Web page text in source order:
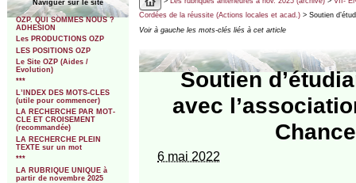
Naviguer sur le site
OZP. QUI SOMMES NOUS ?
ADHESION
Les PRODUCTIONS OZP
LES POSITIONS OZP
Le Site OZP (Aides /
Evolution)
***
L’INDEX DES MOTS-CLES
(utile pour commencer)
LA RECHERCHE PAR MOT-
CLE ET CROISEMENT
(recommandée)
LA RECHERCHE PLEIN
TEXTE sur un mot
***
LA RUBRIQUE UNIQUE à
partir de novembre 2025
Cordées de la réussite (Actions locales et acad.)> Soutien
Voir à gauche les mots-clés liés à cet article
Soutien
avec
6 mai 2022